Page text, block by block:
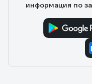
информация по